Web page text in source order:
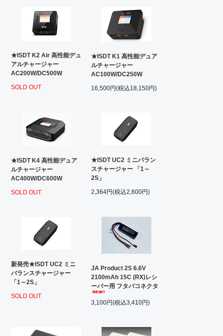
★ISDT K2 Air 高性能デュ
アルチャージャー
AC200W/DC500W
SOLD OUT
★ISDT K1 高性能デュア
ルチャージャー
AC100W/DC250W
16,500円(税込18,150円)
★ISDT K4 高性能デュア
ルチャージャー
AC400W/DC600W
SOLD OUT
★ISDT UC2 ミニバラン
スチャージャー 「1～
2S」
2,364円(税込2,600円)
新発売★ISDT UC2 ミニ
バランスチャージャー
「1～2S」
SOLD OUT
JA Product 2S 6.6V
2100mAh 15C (RX)レシ
ーバー用 フタバコネクタ
3,100円(税込3,410円)